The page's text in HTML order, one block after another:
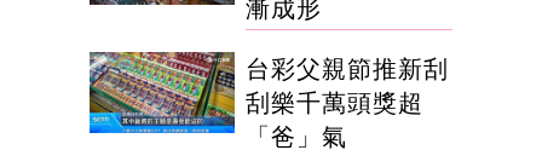
漸成形
台彩父親節推新刮
刮樂千萬頭獎超
「爸」氣